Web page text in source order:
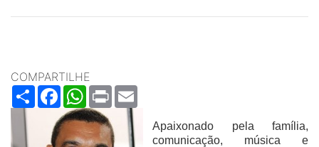
COMPARTILHE
ShareFacebookWhatsApp
Print
Apaixonado pela família,
comunicação, música e